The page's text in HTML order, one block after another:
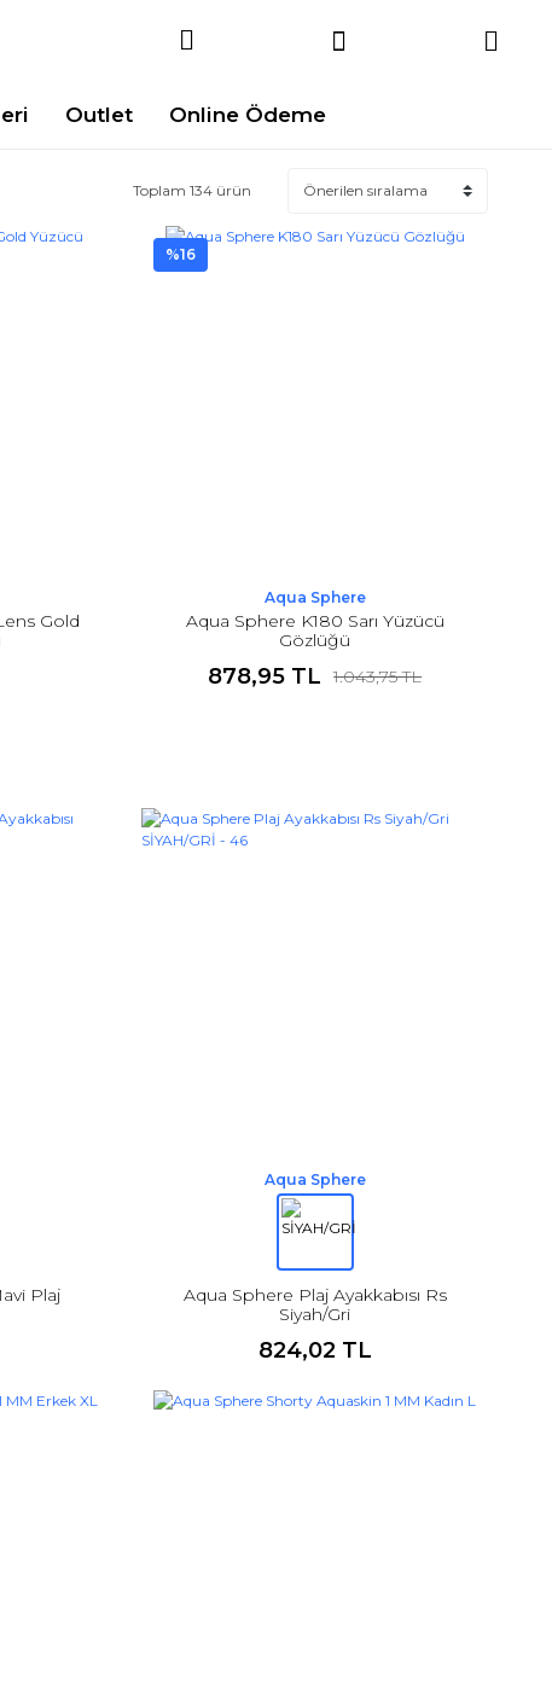
Outlet Online Ödeme
Toplam 134 ürün
Gold
%16
Aqua Sphere
Aqua Sphere K180 Sarı Yüzücü
Gözlüğü
878,95 TL 1.043,75 TL
Plaj
Aqua Sphere
Aqua Sphere Plaj Ayakkabısı Rs
Siyah/Gri
824,02 TL